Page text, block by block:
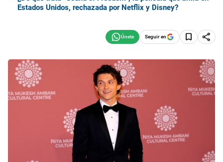
Estados Unidos, rechazada por Netflix y Disney?
Seguir en